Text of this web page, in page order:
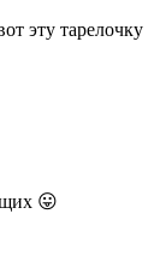
эту тарелочку
😛